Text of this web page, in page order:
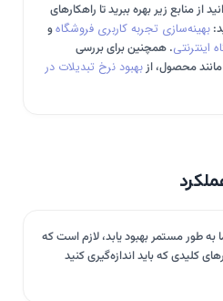
از منابع زیر بهره ببرید تا راهکارهای
بهینه‌سازی تجربه کاربری فروشگاهو
اینترنتی. همچنین برای بررسی
محصول، ازبهبود نرخ تبدیلات در
طور مستمر بهبود یابد، لازم است که
کلیدی که باید اندازه‌گیری کنید